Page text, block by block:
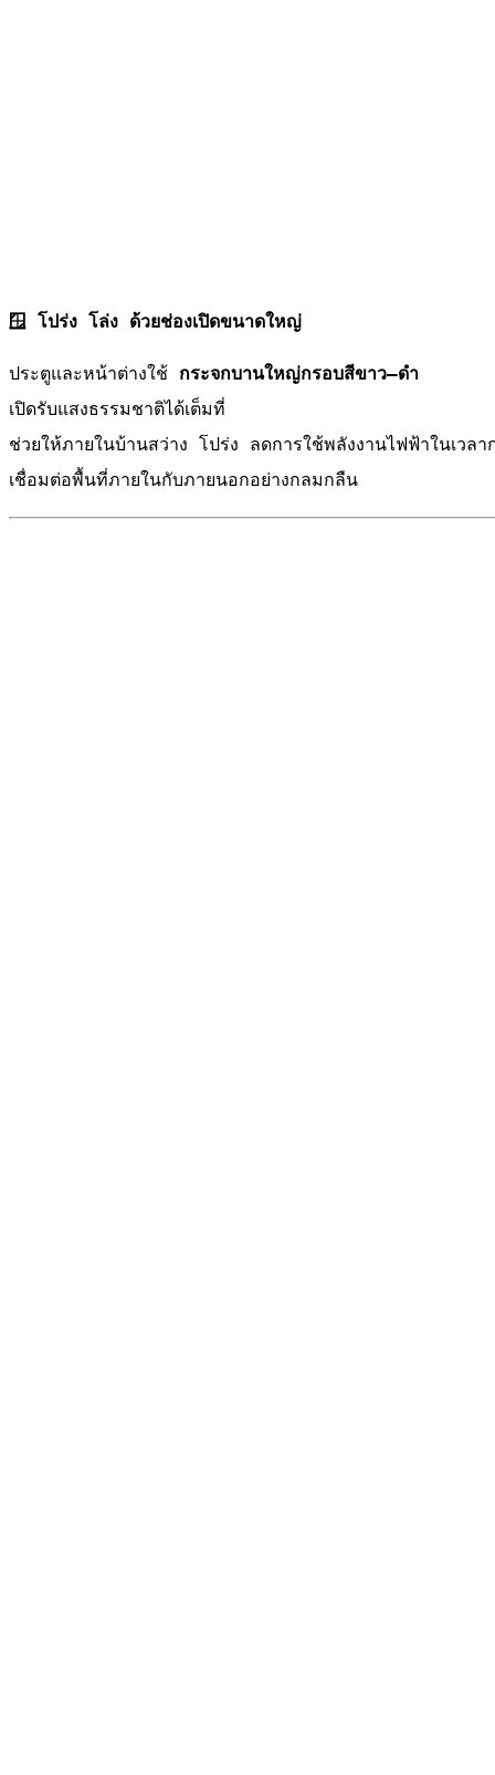
🪟 โปร่ง โล่ง ด้วยช่องเปิดขนาดใหญ่
ประตูและหน้าต่างใช้ กระจกบานใหญ่กรอบสีขาว–ดำ
เปิดรับแสงธรรมชาติได้เต็มที่
ช่วยให้ภายในบ้านสว่าง โปร่ง ลดการใช้พลังงานไฟฟ้าในเวลา
เชื่อมต่อพื้นที่ภายในกับภายนอกอย่างกลมกลืน